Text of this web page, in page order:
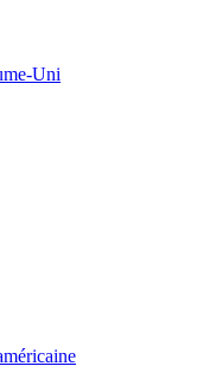
Uni